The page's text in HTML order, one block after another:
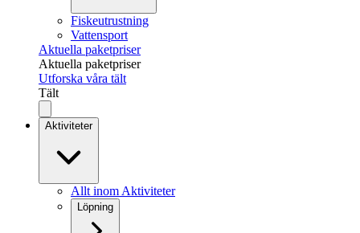
Fiskeutrustning
Vattensport
Aktuella paketpriser
Aktuella paketpriser
Utforska våra tält
Tält
Aktiviteter
Allt inom Aktiviteter
Löpning